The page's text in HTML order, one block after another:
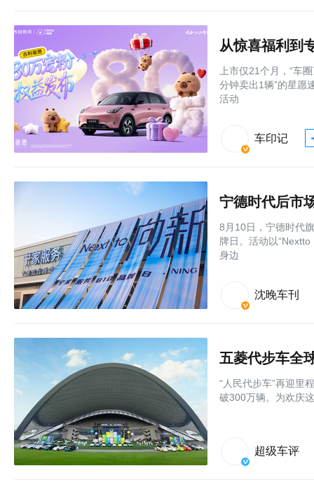
上市仅21个月，“车
分钟卖出1辆”的星愿
活动
车印记
8月10日，宁德时代
牌日。活动以
身边
沈晚车刊
五菱代步车全
“人民代步车”再迎里
破300万辆。为欢庆
超级车评